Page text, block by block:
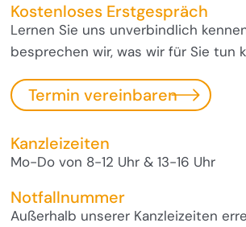
Kostenloses Erstgespräch
Lernen Sie uns unverbindlich
besprechen wir, was wir für Sie tun
Termin vereinbaren
Kanzleizeiten
Mo-Do von 8-12 Uhr & 13-16 Uhr
Notfallnummer
Außerhalb unserer Kanzleizeiten